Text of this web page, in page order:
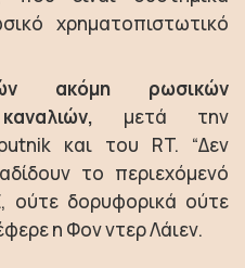
χρηματοπιστωτικό
ακόμη ρωσικών
μετά την
και του RT. “Δεν
το περιεχόμενό
ούτε δορυφορικά ούτε
η Φον ντερ Λάιεν.